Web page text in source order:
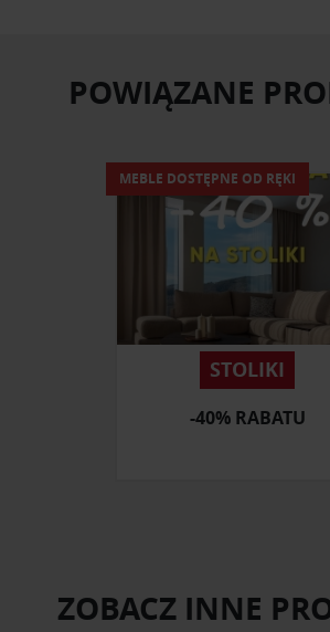
POWIĄZANE
STOLIKI
-40% RABATU
MEBLE DOSTĘPNE OD RĘKI
ZOBACZ INNE